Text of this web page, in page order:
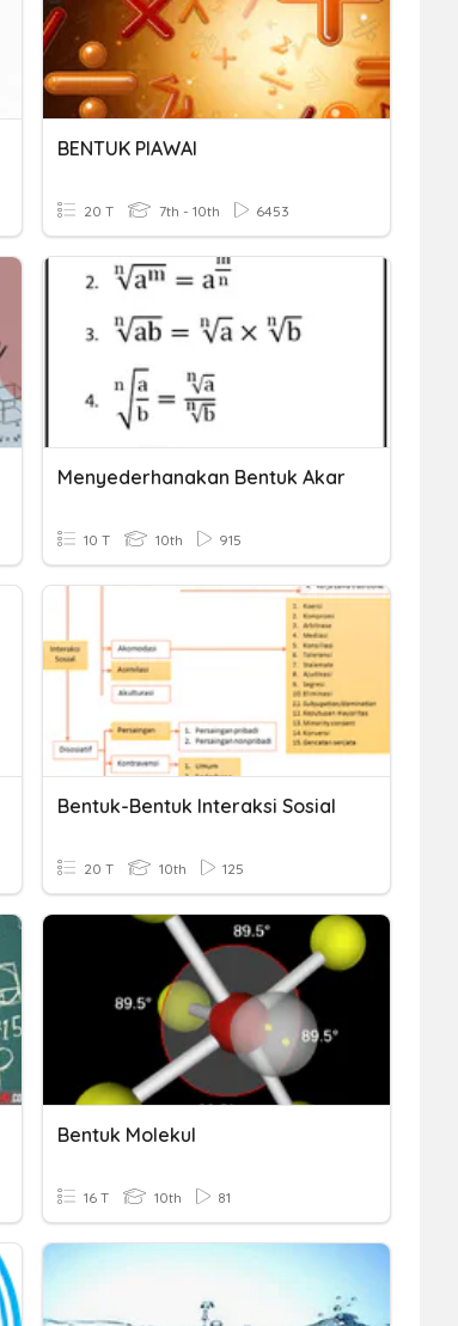
BENTUK PIAWAI
20 T 7th - 10th 6453
Menyederhanakan Bentuk Akar
10 T 10th 915
Bentuk-Bentuk Interaksi Sosial
20 T 10th 125
Bentuk Molekul
16 T 10th 81